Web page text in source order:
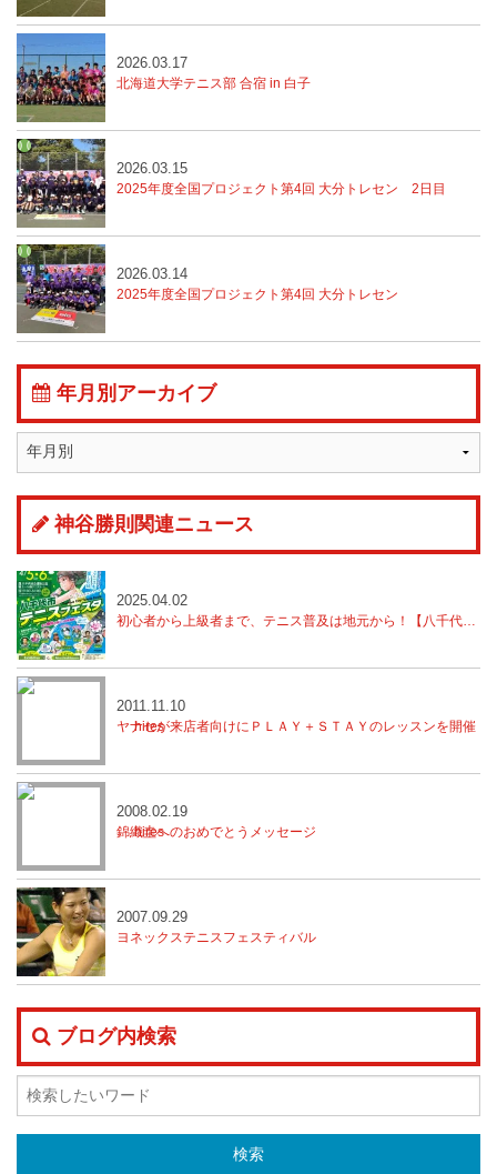
北海道大学テニス部 合宿 in 白子
2026.03.17
2025年度全国プロジェクト第4回 大分トレセン 2日目
2026.03.15
2025年度全国プロジェクト第4回 大分トレセン
2026.03.14
年月別アーカイブ
神谷勝則関連ニュース
初心者から上級者まで、テニス普及は地元から！【八千代市テニスフェスタ開催】
2025.04.02
ヤナセが来店者向けにＰＬＡＹ＋ＳＴＡＹのレッスンを開催
2011.11.10
錦織圭へのおめでとうメッセージ
2008.02.19
ヨネックステニスフェスティバル
2007.09.29
ブログ内検索